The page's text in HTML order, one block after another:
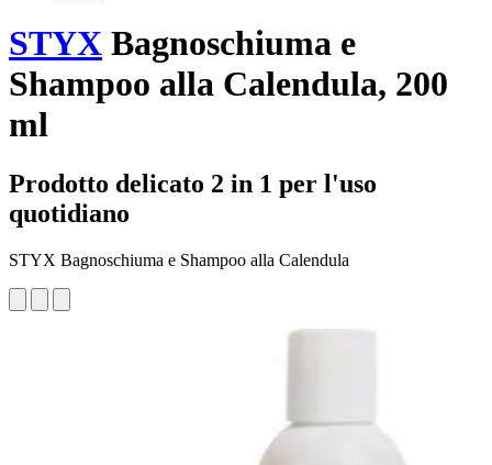
STYX Bagnoschiuma e
Shampoo alla Calendula, 200
ml
Prodotto delicato 2 in 1 per l'uso
quotidiano
STYX Bagnoschiuma e Shampoo alla Calendula